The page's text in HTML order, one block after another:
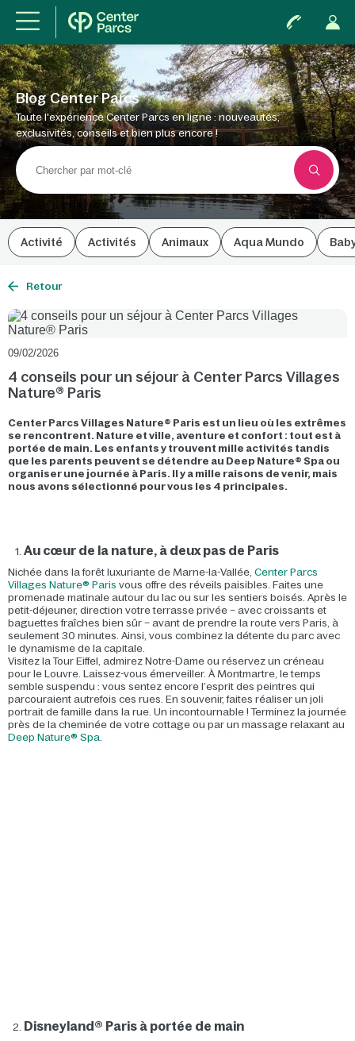
Blog Center Parcs
Toute l'expérience Center Parcs en ligne : nouveautés,
exclusivités, conseils et bien plus encore !
Activité Activités Animaux Aqua Mundo
Retour
09/02/2026
4 conseils pour un séjour à Center Parcs Villages
Nature® Paris
Center Parcs Villages Nature® Paris est un lieu où les extrêmes
se rencontrent. Nature et ville, aventure et confort : tout est à
portée de main. Les enfants y trouvent mille activités tandis
que les parents peuvent se détendre au Deep Nature® Spa ou
organiser une journée à Paris. Il y a mille raisons de venir, mais
nous avons sélectionné pour vous les 4 principales.
Au cœur de la nature, à deux pas de Paris
Nichée dans la forêt luxuriante de Marne-la-Vallée, Center Parcs
Villages Nature® Paris vous offre des réveils paisibles. Faites une
promenade matinale autour du lac ou sur les sentiers boisés. Après le
petit-déjeuner, direction votre terrasse privée – avec croissants et
baguettes fraîches bien sûr – avant de prendre la route vers Paris, à
seulement 30 minutes. Ainsi, vous combinez la détente du parc avec
le dynamisme de la capitale.
Visitez la Tour Eiffel, admirez Notre-Dame ou réservez un créneau
pour le Louvre. Laissez-vous émerveiller. À Montmartre, le temps
semble suspendu : vous sentez encore l’esprit des peintres qui
parcouraient autrefois ces rues. En souvenir, faites réaliser un joli
portrait de famille dans la rue. Un incontournable ! Terminez la journée
près de la cheminée de votre cottage ou par un massage relaxant au
Deep Nature® Spa.
Disneyland® Paris à portée de main